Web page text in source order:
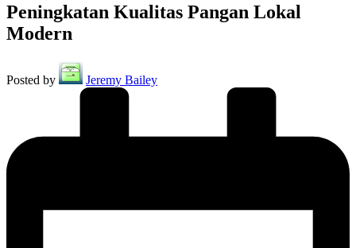
Peningkatan Kualitas Pangan Lokal
Modern
Posted by Jeremy Bailey